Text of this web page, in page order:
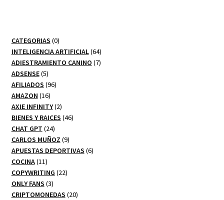
CATEGORIAS 00
productos
INTELIGENCIA ARTIFICIAL 6464
productos
ADIESTRAMIENTO CANINO 77
ADSENSE 55
productos
AFILIADOS 9696
AMAZON 1616
productos
AXIE INFINITY 22
productos
BIENES Y RAICES 4646
CHAT GPT 2424
productos
CARLOS MUÑOZ 99
productos
APUESTAS DEPORTIVAS 66
COCINA 1111
productos
COPYWRITING 2222
ONLY FANS 33
productos
CRIPTOMONEDAS 2020